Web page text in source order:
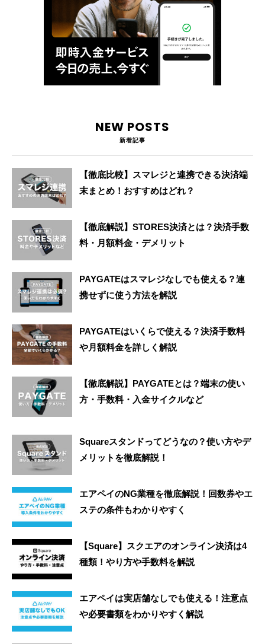
NEW POSTS
新着記事
【徹底比較】スマレジと連携できる決済端
末まとめ！おすすめはどれ？
【徹底解説】STORES決済とは？決済手数
料・月額料金・デメリット
PAYGATEはスマレジなしでも使える？連
携せずに使う方法を解説
PAYGATEはいくらで使える？決済手数料
や月額料金を詳しく解説
【徹底解説】PAYGATEとは？端末の使い
方・手数料・入金サイクルなど
Squareスタンドってどうなの？使い方やデ
メリットを徹底解説！
エアペイのNG業種を徹底解説！回数券やエ
ステの条件もわかりやすく
【Square】スクエアのオンライン決済は4
種類！やり方や手数料を解説
エアペイは実店舗なしでも使える！注意点
や必要書類をわかりやすく解説